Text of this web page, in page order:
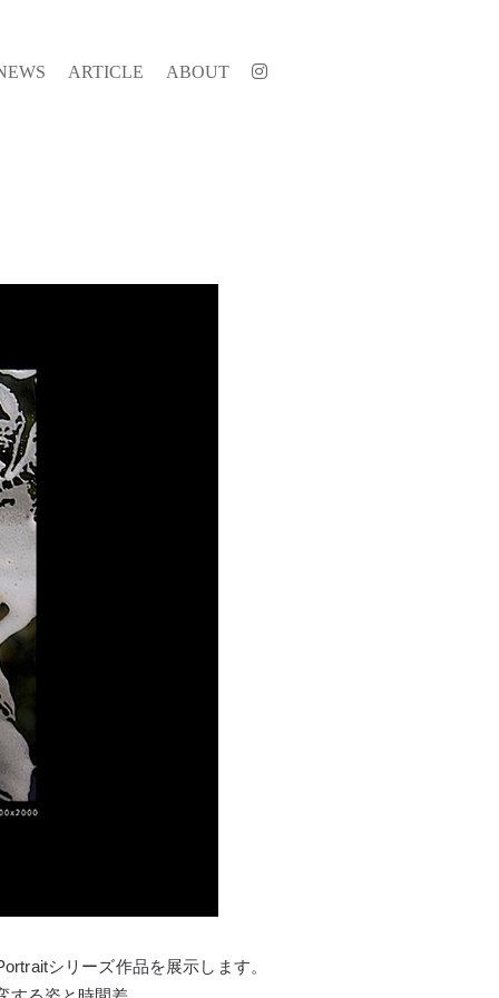
ARTICLE ABOUT
シリーズ作品を展示します。